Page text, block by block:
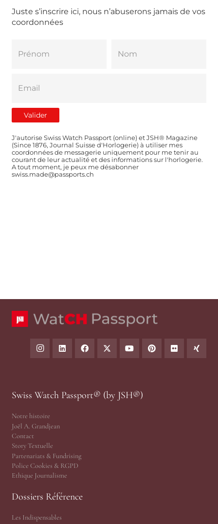
Juste s’inscrire ici, nous n’abuserons jamais de vos
coordonnées
J'autorise Swiss Watch Passport (online) et JSH® Magazine
(Since 1876, Journal Suisse d'Horlogerie) à utiliser mes
coordonnées de messagerie uniquement pour me tenir au
courant de leur actualité et des informations sur l'horlogerie.
A tout moment, je peux me désabonner
swiss.made@passports.ch
Swiss Watch Passport® (by JSH®)
Notre histoire
Joël A. Grandjean
Contact
Story Textuelle
Partenariats & Fundrising
Police Cookies & RGPD
Ethique Journalisme
Dossiers Référence
Les Indispensables